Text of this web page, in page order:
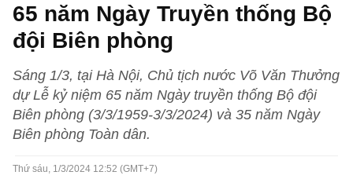
65 năm Ngày Truyền thống Bộ
đội Biên phòng
Sáng 1/3, tại Hà Nội, Chủ tịch nước Võ Văn Thưởng
dự Lễ kỷ niệm 65 năm Ngày truyền thống Bộ đội
Biên phòng (3/3/1959-3/3/2024) và 35 năm Ngày
Biên phòng Toàn dân.
Thứ sáu, 1/3/2024 12:52 (GMT+7)